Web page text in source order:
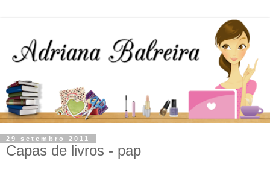
29 setembro 2011
Capas de livros - pap